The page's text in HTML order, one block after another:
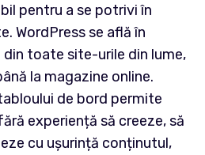
pentru a se potrivi în
WordPress se află în
toate site-urile din lume,
la magazine online.
de bord permite
experiență să creeze, să
cu ușurință conținutul,